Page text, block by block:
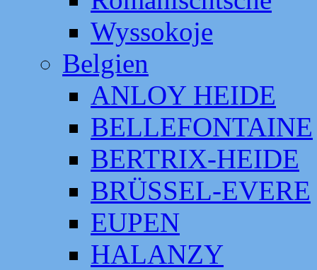
Wyssokoje
Belgien
ANLOY HEIDE
BELLEFONTAINE
BERTRIX-HEIDE
BRÜSSEL-EVERE
EUPEN
HALANZY